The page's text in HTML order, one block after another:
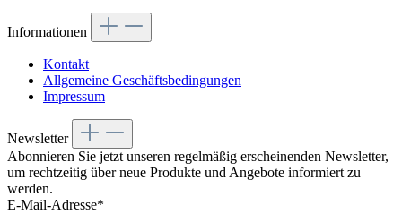
Informationen
Kontakt
Allgemeine Geschäftsbedingungen
Impressum
Newsletter
Abonnieren Sie jetzt unseren regelmäßig erscheinenden Newsletter,
um rechtzeitig über neue Produkte und Angebote informiert zu
werden.
E-Mail-Adresse*